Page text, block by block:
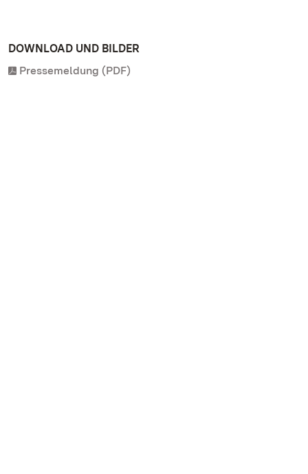
DOWNLOAD UND BILDER
Pressemeldung (PDF)